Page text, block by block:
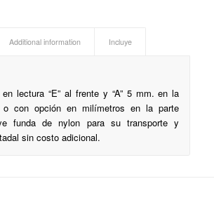
Additional information Incluye
lectura “E” al frente y “A” 5 mm. en la
o con opción en milímetros en la parte
funda de nylon para su transporte y
sin costo adicional.